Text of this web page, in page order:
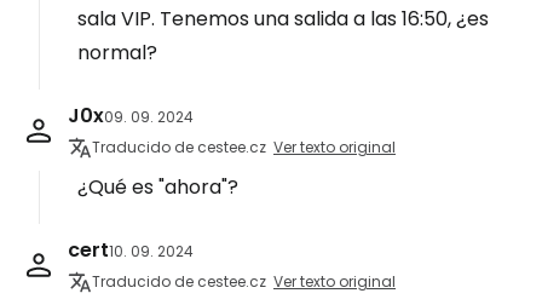
sala VIP. Tenemos una salida a las 16:50, ¿es
normal?
J0x09. 09. 2024
Traducido de cestee.cz Ver texto original
¿Qué es "ahora"?
cert10. 09. 2024
Traducido de cestee.cz Ver texto original